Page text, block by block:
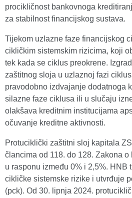
procikličnost bankovnoga
za stabilnost financijskog sustava.
Tijekom uzlazne faze financijskog
cikličkim sistemskim rizicima, koji
tek kada se ciklus preokrene.
zaštitnog sloja u uzlaznoj fazi
pravodobno izdvajanje dodatnoga
silazne faze ciklusa ili u slučaju
olakšava kreditnim institucijama
očuvanje kreditne aktivnosti.
Protuciklički zaštitni sloj kapitala
člancima od 118. do 128. Zakona
u rasponu između 0% i 2,5%. HNB
cikličke sistemske rizike i utvrđuje
(pck). Od 30. lipnja 2024.